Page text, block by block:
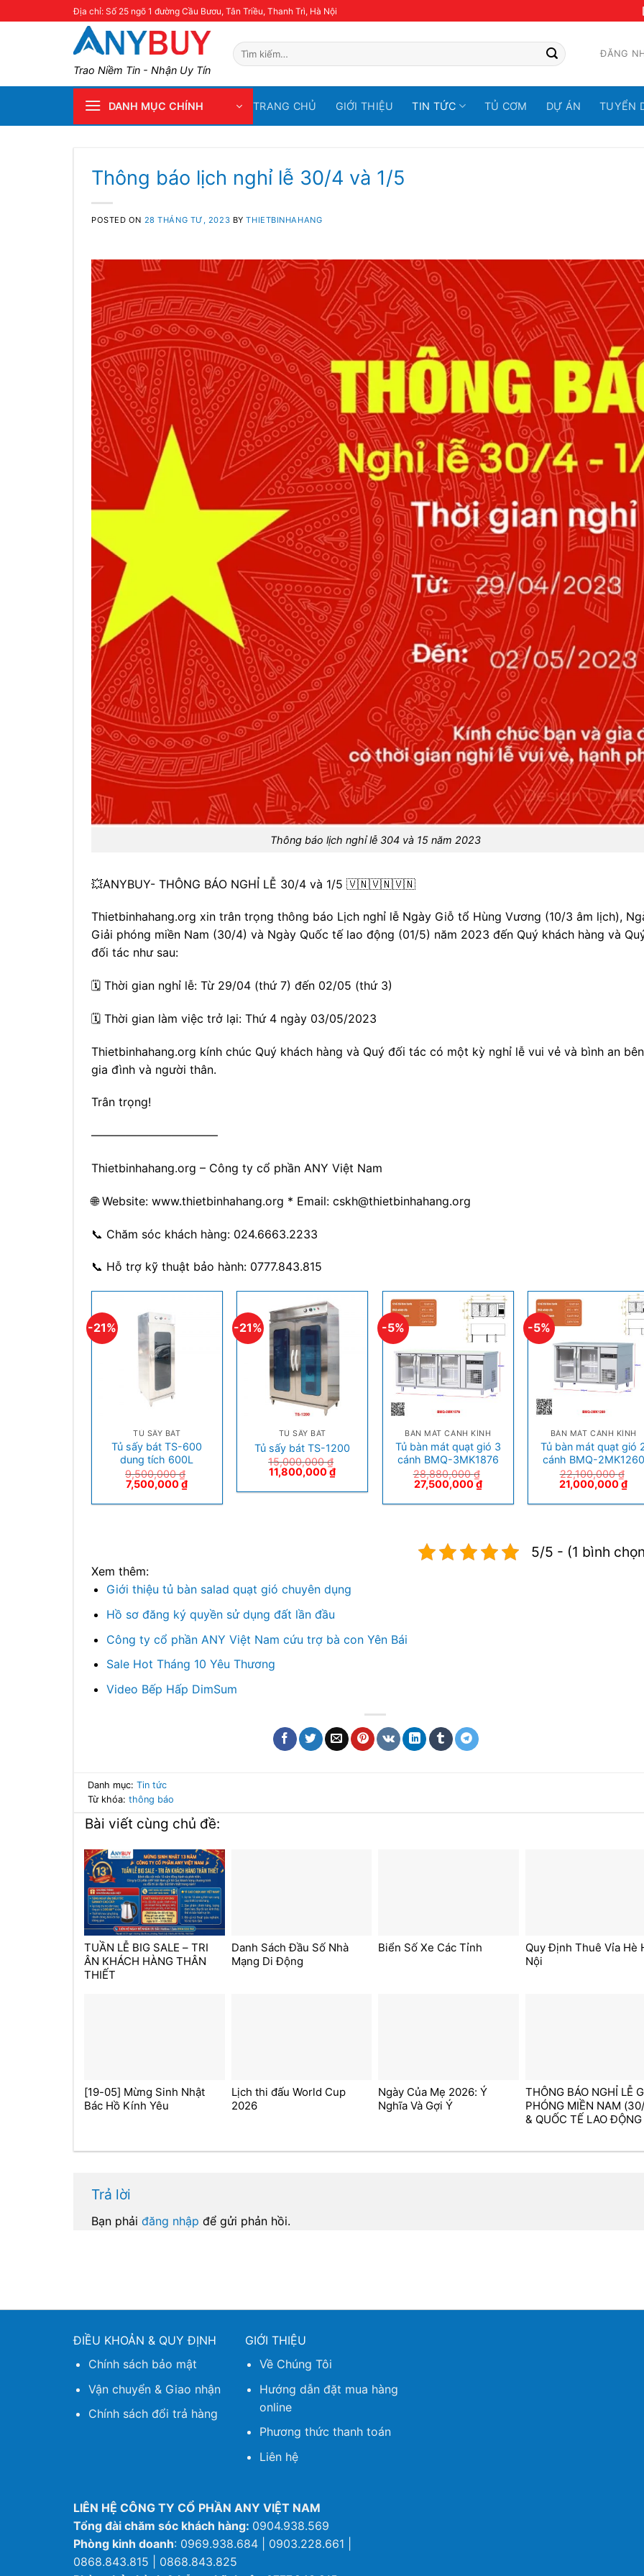
Địa chỉ: Số 25 ngõ 1 đường Cầu Bươu, Tân Triều, Thanh Trì, Hà Nội
Trao Niềm Tin - Nhận Uy Tín
Tìm
kiếm:
ĐĂNG
DANH MỤC CHÍNH TRANG CHỦ GIỚI THIỆU TIN TỨC TỦ CƠM DỰ ÁN TUYỂN
Thông báo lịch nghỉ lễ 30/4 và 1/5
POSTED ON 28 THÁNG TƯ, 2023 BYTHIETBINHAHANG
Thông báo lịch nghỉ lễ 304 và 15 năm 2023
💥ANYBUY- THÔNG BÁO NGHỈ LỄ 30/4 và 1/5 🇻🇳🇻🇳🇻🇳
Thietbinhahang.org xin trân trọng thông báo Lịch nghỉ lễ Ngày Giỗ tổ Hùng Vương (10/3 âm lịch),
Giải phóng miền Nam (30/4) và Ngày Quốc tế lao động (01/5) năm 2023 đến Quý khách hàng và
đối tác như sau:
🗓️ Thời gian nghỉ lễ: Từ 29/04 (thứ 7) đến 02/05 (thứ 3)
🗓️ Thời gian làm việc trở lại: Thứ 4 ngày 03/05/2023
Thietbinhahang.org kính chúc Quý khách hàng và Quý đối tác có một kỳ nghỉ lễ vui vẻ và bình an bên
gia đình và người thân.
Trân trọng!
———————————
Thietbinhahang.org – Công ty cổ phần ANY Việt Nam
🌐 Website: www.thietbinhahang.org * Email: cskh@thietbinhahang.org
📞 Chăm sóc khách hàng: 024.6663.2233
📞 Hỗ trợ kỹ thuật bảo hành: 0777.843.815
-21%
TỦ SẤY BÁT
Tủ sấy bát TS-600
dung tích 600L
9,500,000₫
7,500,000₫
-21%
TỦ SẤY BÁT
Tủ sấy bát TS-1200
15,000,000₫
11,800,000₫
-5%
+
BÀN MÁT CÁNH KÍNH
Tủ bàn mát quạt gió 3
cánh BMQ-3MK1876
28,880,000₫
27,500,000₫
-5%
+
BÀN MÁT CÁNH KÍNH
Tủ bàn mát quạt gió
cánh BMQ-2MK1260
22,100,000₫
21,000,000₫
5/5 - (1 bình
Xem thêm:
Giới thiệu tủ bàn salad quạt gió chuyên dụng
Hồ sơ đăng ký quyền sử dụng đất lần đầu
Công ty cổ phần ANY Việt Nam cứu trợ bà con Yên Bái
Sale Hot Tháng 10 Yêu Thương
Video Bếp Hấp DimSum
Danh mục: Tin tức
Từ khóa: thông báo
Bài viết cùng chủ đề:
TUẦN LỄ BIG SALE – TRI
ÂN KHÁCH HÀNG THÂN
THIẾT
Danh Sách Đầu Số Nhà
Mạng Di Động
Biển Số Xe Các Tỉnh
Quy Định Thuê Vỉa Hè
Nội
[19-05] Mừng Sinh Nhật
Bác Hồ Kính Yêu
Lịch thi đấu World Cup
2026
Ngày Của Mẹ 2026: Ý
Nghĩa Và Gợi Ý
THÔNG BÁO NGHỈ LỄ
PHÓNG MIỀN NAM
& QUỐC TẾ LAO ĐỘNG
Trả lời
Bạn phải đăng nhập để gửi phản hồi.
ĐIỀU KHOẢN & QUY ĐỊNH
Chính sách bảo mật
Vận chuyển & Giao nhận
Chính sách đổi trả hàng
GIỚI THIỆU
Về Chúng Tôi
Hướng dẫn đặt mua hàng
online
Phương thức thanh toán
Liên hệ
LIÊN HỆ CÔNG TY CỔ PHẦN ANY VIỆT NAM
Tổng đài chăm sóc khách hàng: 0904.938.569
Phòng kinh doanh: 0969.938.684 | 0903.228.661 |
0868.843.815 | 0868.843.825